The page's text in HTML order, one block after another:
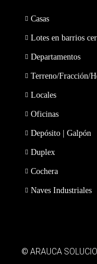
Casas
Lotes en barrios
Departamentos
Terreno/Fracción/
Locales
Oficinas
Depósito | Galpón
Duplex
Cochera
Naves Industriales
© ARAUCA